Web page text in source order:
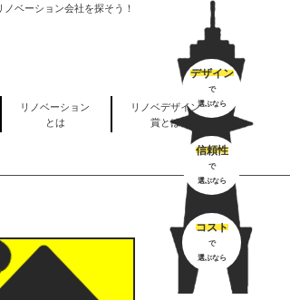
ベーション会社を探そう！
リノベーション
とは
リノベデザイン
賞とは
デザイン
で
選ぶなら
信頼性
で
選ぶなら
コスト
で
選ぶなら